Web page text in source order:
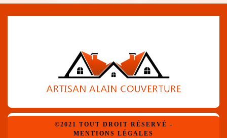
©2021 TOUT DROIT RÉSERVÉ -
MENTIONS LÉGALES